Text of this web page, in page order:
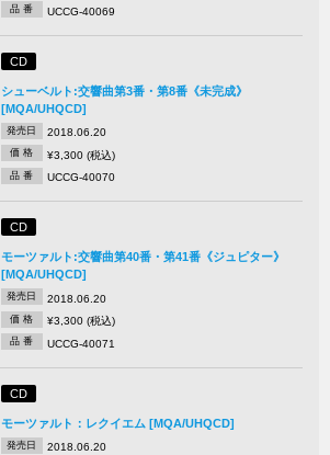
品 番 UCCG-40069
CD
シューベルト:交響曲第3番・第8番《未完成》
[MQA/UHQCD]
発売日 2018.06.20
価 格 ¥3,300 (税込)
品 番 UCCG-40070
CD
モーツァルト:交響曲第40番・第41番《ジュピター》
[MQA/UHQCD]
発売日 2018.06.20
価 格 ¥3,300 (税込)
品 番 UCCG-40071
CD
モーツァルト：レクイエム [MQA/UHQCD]
発売日 2018.06.20